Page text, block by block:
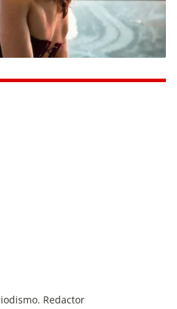
Redactor